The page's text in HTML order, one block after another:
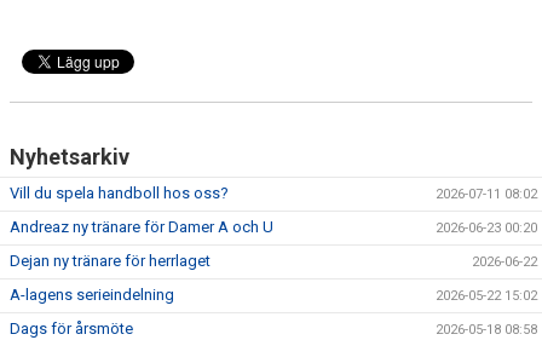
Nyhetsarkiv
Vill du spela handboll hos oss? 2026-07-11 08:02
Andreaz ny tränare för Damer A och U 2026-06-23 00:20
Dejan ny tränare för herrlaget 2026-06-22
A-lagens serieindelning 2026-05-22 15:02
Dags för årsmöte 2026-05-18 08:58